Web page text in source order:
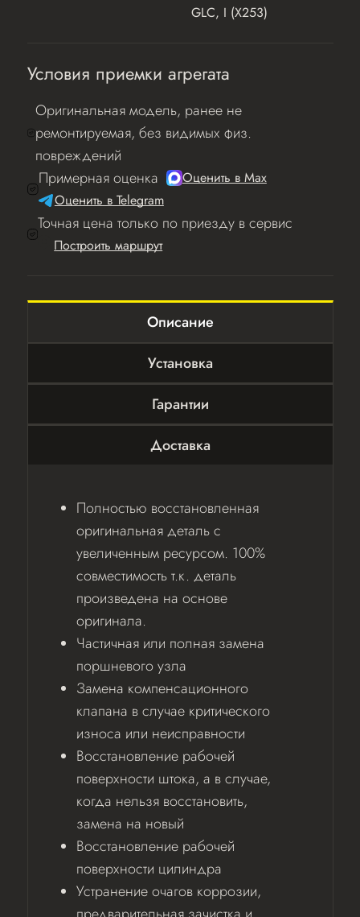
GLC, I (X253)
Условия приемки агрегата
Оригинальная модель, ранее не
ремонтируемая, без видимых физ.
повреждений
Примерная оценка
Оценить в Мах
Оценить в Telegram
Точная цена только по приезду в сервис
Построить маршрут
Описание
Установка
Гарантии
Доставка
Полностью восстановленная
оригинальная деталь с
увеличенным ресурсом. 100%
совместимость т.к. деталь
произведена на основе
оригинала.
Частичная или полная замена
поршневого узла
Замена компенсационного
клапана в случае критического
износа или неисправности
Восстановление рабочей
поверхности штока, а в случае,
когда нельзя восстановить,
замена на новый
Восстановление рабочей
поверхности цилиндра
Устранение очагов коррозии,